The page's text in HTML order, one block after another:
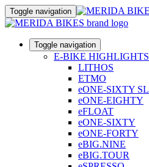
Toggle navigation
Toggle navigation
E-BIKE HIGHLIGHTS
LITHOS
ETMO
eONE-SIXTY SL
eONE-EIGHTY
eFLOAT
eONE-SIXTY
eONE-FORTY
eBIG.NINE
eBIG.TOUR